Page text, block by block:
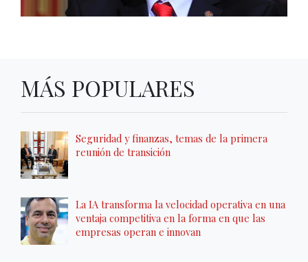
MÁS POPULARES
Seguridad y finanzas, temas de la primera
reunión de transición
La IA transforma la velocidad operativa en una
ventaja competitiva en la forma en que las
empresas operan e innovan